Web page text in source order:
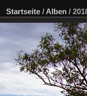
Startseite / Alben /